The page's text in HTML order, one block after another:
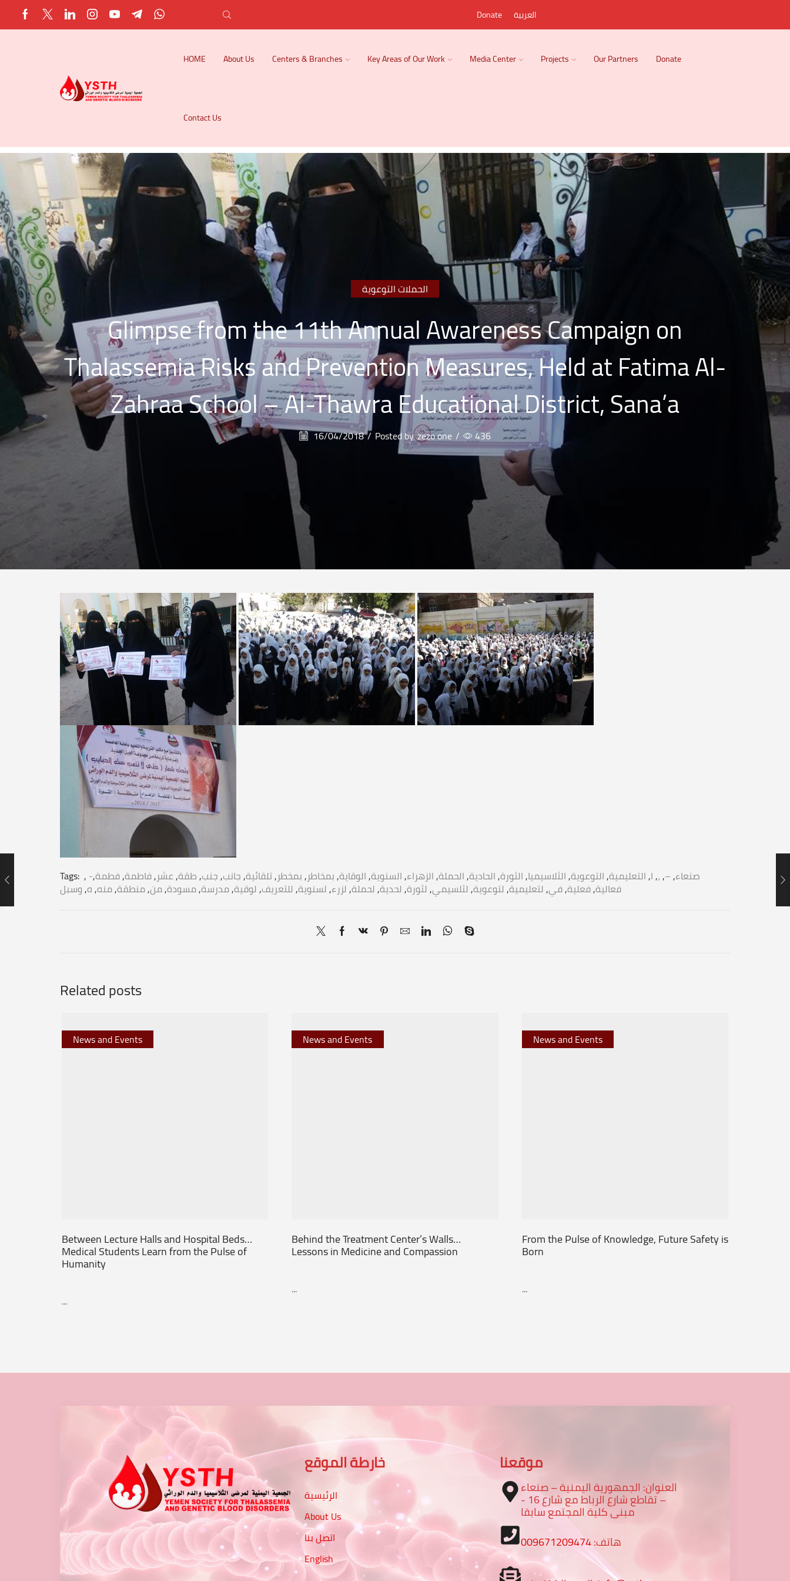
Donate العربية
HOME About Us Centers & Branches Key Areas of Our Work Media Center Projects Our Partners Donate
Contact Us
الحملات التوعوية
Glimpse from the 11th Annual Awareness Campaign on
Thalassemia Risks and Prevention Measures, Held at Fatima Al-
Zahraa School – Al-Thawra Educational District, Sana’a
16/04/2018 / Posted by zezo one / 436
Tags: , -صنعاء,
–
,،,ا,التعليمية,التوعوية,الثلاسيميا,الثورة,الحادية,الحملة,الزهراء,السنوية,الوقاية,بمخاطر,بمخطر,تلقائية,جانب,جنب,طقة,عشر,فاطمة,فطمة,
فعالية,فعلية,في, لتعليمية, لتوعوية, لثلسيمي, لثورة, لحدية, لحملة, لزرء, لسنوية, للتعريف, لوقية,مدرسة,مسودة,من,منطقة,منه,ه,وسبل
Related posts
News and Events
Between Lecture Halls and Hospital Beds…
Medical Students Learn from the Pulse of
Humanity
...
News and Events
Behind the Treatment Center’s Walls…
Lessons in Medicine and Compassion
...
News and Events
From the Pulse of Knowledge, Future Safety is
Born
...
خارطة الموقع
الرئيسية
About Us
اتصل بنا
English
موقعنا
العنوان: الجمهورية اليمنية – صنعاء
– تقاطع شارع الرباط مع شارع 16 -
مبنى كلية المجتمع سابقا
هاتف:009671209474